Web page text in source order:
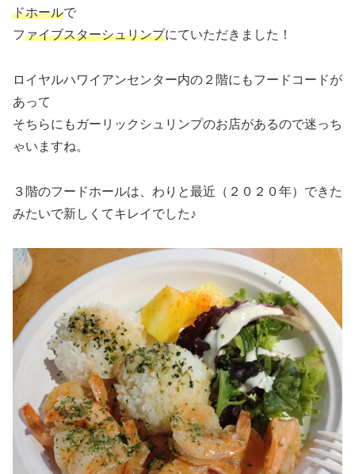
ドホールで
ファイブスターシュリンプにていただきました！
ロイヤルハワイアンセンター内の２階にもフードコードが
あって
そちらにもガーリックシュリンプのお店があるので迷っち
ゃいますね。
３階のフードホールは、わりと最近（２０２０年）できた
みたいで新しくてキレイでした♪